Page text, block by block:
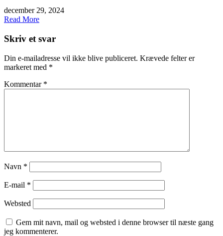
december 29, 2024
Read More
Skriv et svar
Din e-mailadresse vil ikke blive publiceret. Krævede felter er
markeret med *
Kommentar *
Navn *
E-mail *
Websted
Gem mit navn, mail og websted i denne browser til næste gang
jeg kommenterer.